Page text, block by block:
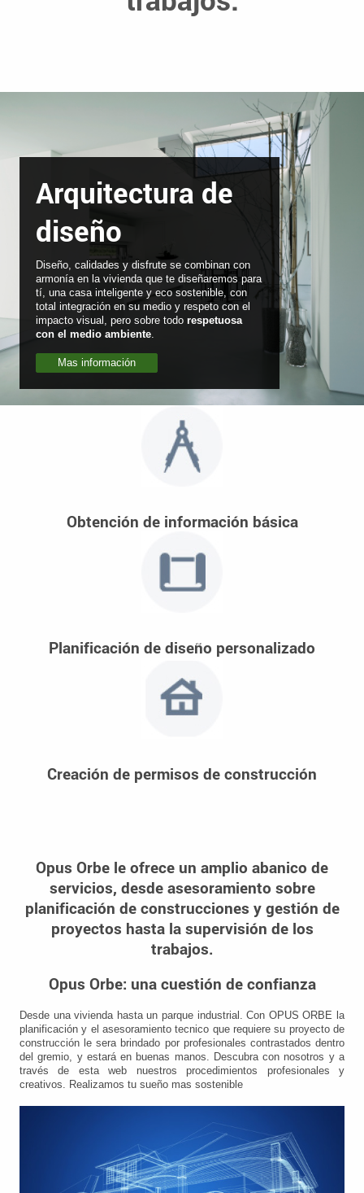
Arquitectura de
diseño
Diseño, calidades y disfrute se combinan con
armonía en la vivienda que te diseñaremos para
tí, una casa inteligente y eco sostenible, con
total integración en su medio y respeto con el
impacto visual, pero sobre todo respetuosa
con el medio ambiente
Mas información
Obtención de información básica
Planificación de diseño personalizado
Creación de permisos de construcción
Opus Orbe le ofrece un amplio abanico de
servicios, desde asesoramiento sobre
planificación de construcciones y gestión de
proyectos hasta la supervisión de los
trabajos.
Opus Orbe: una cuestión de confianza
Desde una vivienda hasta un parque industrial. Con OPUS ORBE la
planificación y el asesoramiento tecnico que requiere su proyecto de
construcción le sera brindado por profesionales contrastados dentro
del gremio, y estará en buenas manos. Descubra con nosotros y a
través de esta web nuestros procedimientos profesionales y
creativos. Realizamos tu sueño mas sostenible